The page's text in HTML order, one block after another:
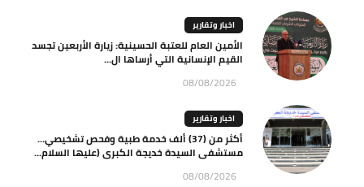
اخبار وتقارير
الأمين العام للعتبة الحسينية: زيارة الأربعين تجسد
القيم الإنسانية التي أرساها ال...
08/08/2026
اخبار وتقارير
أكثر من (37) ألف خدمة طبية وفحص تشخيصي…
مستشفى السيدة خديجة الكبرى (عليها السلام...
08/08/2026